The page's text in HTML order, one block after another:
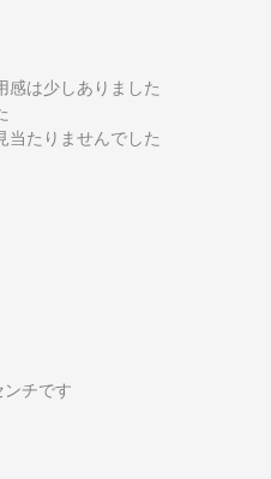
は少しありました
たりませんでした
ンチです